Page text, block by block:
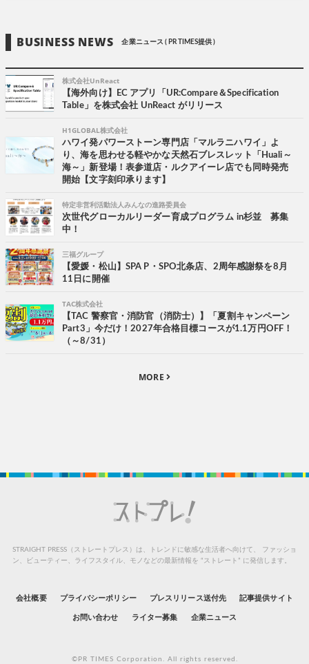
BUSINESS NEWS 企業ニュース ( PR TIMES提供 )
株式会社UnReact
【海外向け】EC アプリ「UR:Compare＆Specification
Table」を株式会社 UnReact がリリース
H1GLOBAL株式会社
ハワイ発パワーストーン専門店「マルラニハワイ」よ
り、海を思わせる軽やかな天然石ブレスレット「Huali～
海～」新登場！表参道店・ルクアイーレ店でも同時発売
開始【文字刻印承ります】
特定非営利活動法人みんなの進路委員会
次世代グローカルリーダー育成プログラム in杉並 募集
中！
三福グループ
【愛媛・松山】SPA P・SPO北条店、2周年感謝祭を8月
11日に開催
TAC株式会社
【TAC 警察官・消防官（消防士）】「夏割キャンペーン
Part3」今だけ！2027年合格目標コースが1.1万円OFF！
（～8/31）
MORE
STRAIGHT PRESS（ストレートプレス）は、トレンドに敏感な生活者へ向けて、
ファッショ
ン、ビューティー、ライフスタイル、モノなどの最新情報を “ストレート” に発信します。
会社概要 プライバシーポリシー プレスリリース送付先 記事提供サイト
お問い合わせ ライター募集 企業ニュース
©PR TIMES Corporation. All rights reserved.